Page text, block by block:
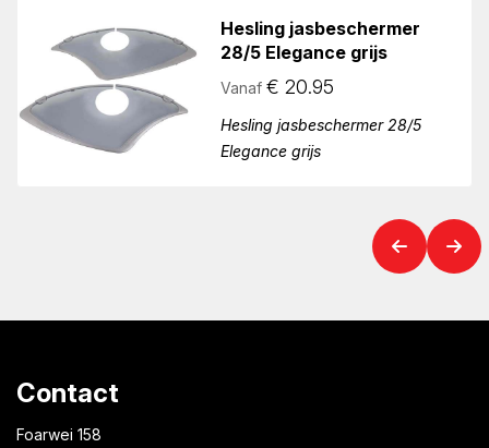
Hesling jasbeschermer
28/5 Elegance grijs
Vanaf € 20.95
Hesling jasbeschermer 28/5
Elegance grijs
Contact
Foarwei 158